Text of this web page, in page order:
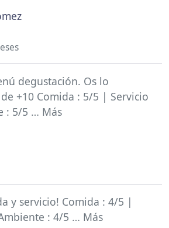
degustación. Os lo
+10 Comida : 5/5 | Servicio
: 5/5 … Más
y servicio! Comida : 4/5 |
: 4/5 … Más